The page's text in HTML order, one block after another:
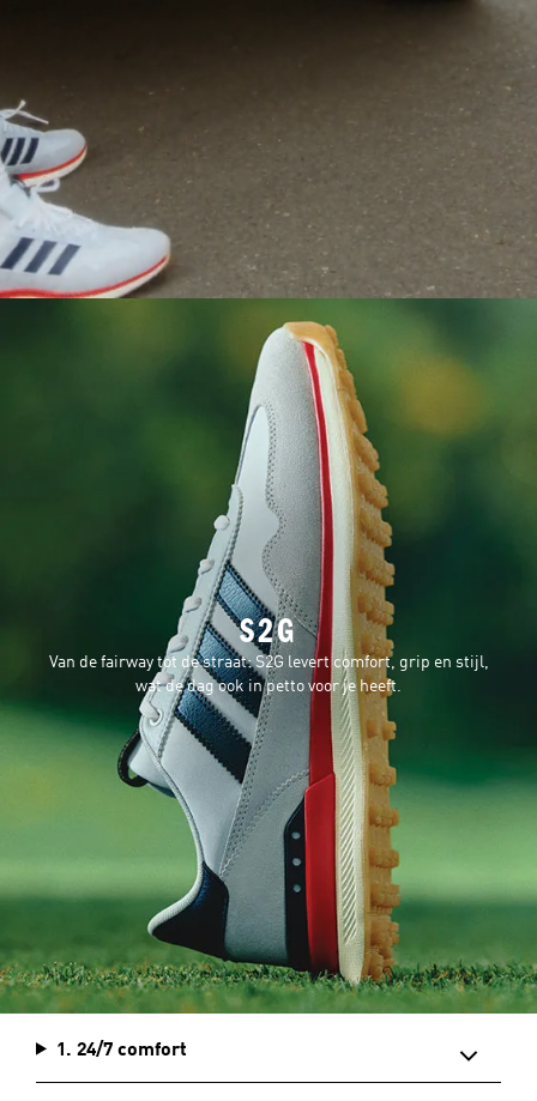
S2G
Van de fairway tot de straat: S2G levert comfort, grip en stijl,
wat de dag ook in petto voor je heeft.
1. 24/7 comfort